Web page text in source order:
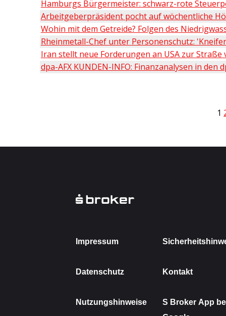
Hamburgs Bürgermeister: schwarz-rote
Arbeitgeberpräsident pocht auf wöchentliche
Wohin mit dem Getreide? Folgen des
Rheinmetall-Chef unter Personenschutz:
Iran stellt neue Forderungen an USA zur Straße
dpa-AFX KUNDEN-INFO: Finanzanalysen in den
1